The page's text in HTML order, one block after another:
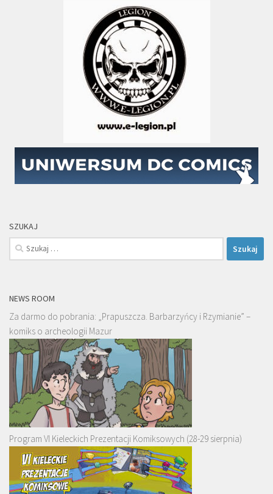
SZUKAJ
Szukaj:
NEWS ROOM
Za darmo do pobrania: „Prapuszcza. Barbarzyńcy i Rzymianie” –
komiks o archeologii Mazur
Program VI Kieleckich Prezentacji Komiksowych (28-29 sierpnia)